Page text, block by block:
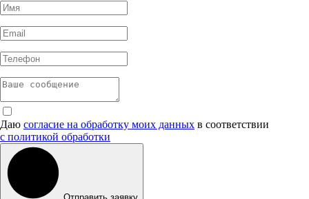
Даю согласие на обработку моих данных в соответствии
с политикой обработки